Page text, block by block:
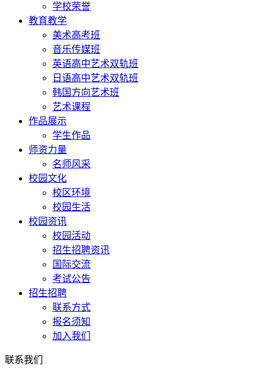
学校荣誉
教育教学
美术高考班
音乐传媒班
英语高中艺术双轨班
日语高中艺术双轨班
韩国方向艺术班
艺术课程
作品展示
学生作品
师资力量
名师风采
校园文化
校区环境
校园生活
校园资讯
校园活动
招生招聘资讯
国际交流
考试公告
招生招聘
联系方式
报名须知
加入我们
联系我们